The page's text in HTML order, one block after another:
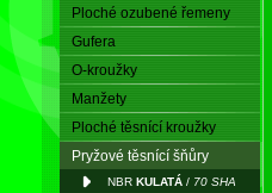
Ploché ozubené řemeny
Gufera
O-kroužky
Manžety
Ploché těsnící kroužky
Pryžové těsnící šňůry
NBR KULATÁ / 70 SHA